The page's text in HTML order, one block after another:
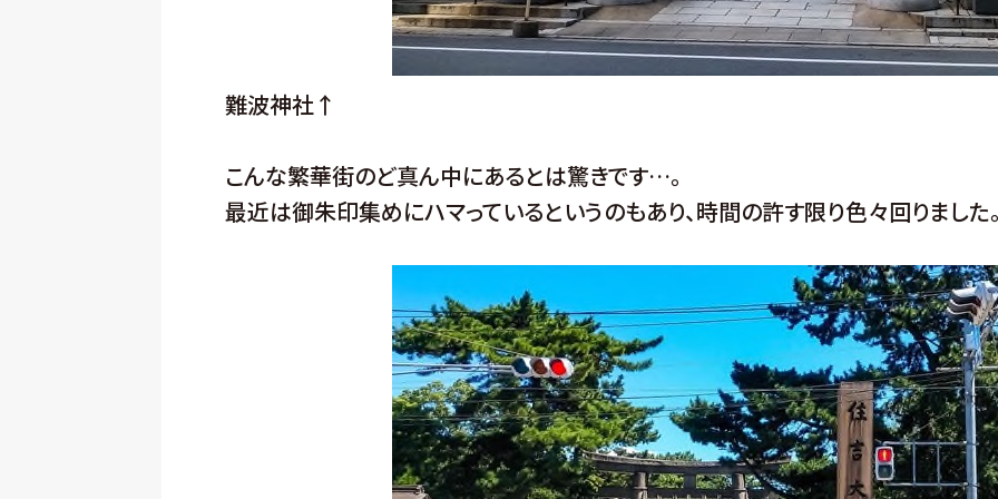
難波神社↑
こんな繁華街のど真ん中にあるとは驚きです…。
最近は御朱印集めにハマっているというのもあり、時間の許す限り色々回りました